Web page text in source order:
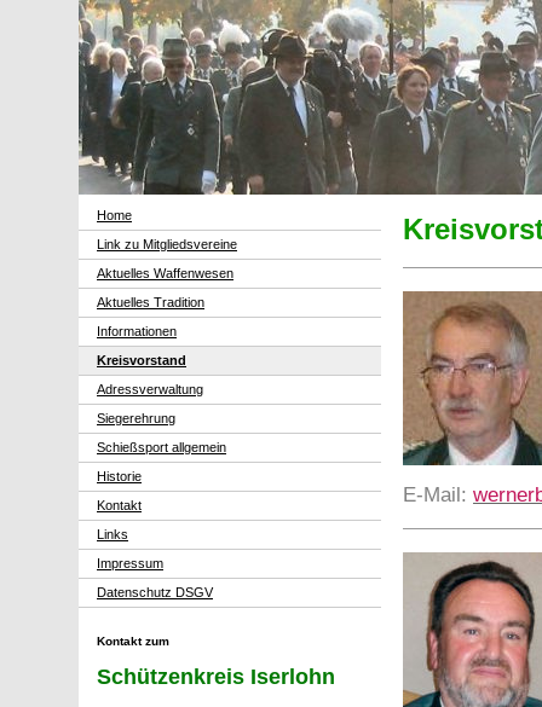
E-Mail:
Home
Link zu Mitgliedsvereine
Aktuelles Waffenwesen
Aktuelles Tradition
Informationen
Kreisvorstand
Adressverwaltung
Siegerehrung
Schießsport allgemein
Historie
Kontakt
Links
Impressum
Datenschutz DSGV
Kontakt zum
Schützenkreis Iserlohn